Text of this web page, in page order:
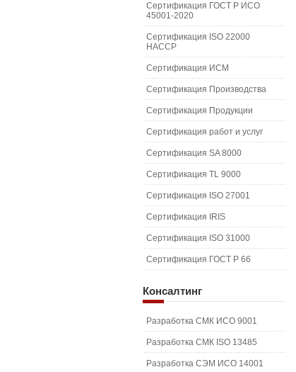
Сертификация ГОСТ Р ИСО
45001-2020
Сертификация ISO 22000
HACCP
Сертификация ИСМ
Сертификация Производства
Сертификация Продукции
Сертификация работ и услуг
Сертификация SA 8000
Сертификация TL 9000
Сертификация ISO 27001
Сертификация IRIS
Сертификация ISO 31000
Сертификация ГОСТ Р 66
Консалтинг
Разработка СМК ИСО 9001
Разработка СМК ISO 13485
Разработка СЭМ ИСО 14001